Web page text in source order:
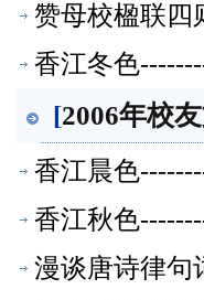
赞母校楹联四
香江冬色
[2006年校
香江晨色
香江秋色
漫谈唐诗律句